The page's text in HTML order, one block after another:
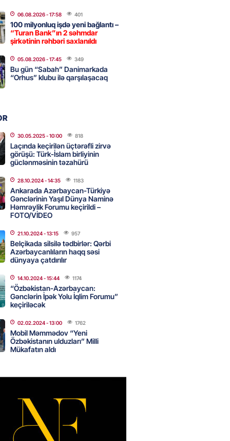
- 10:22 335
nişanında mediaya hücum
VİDEO
- 09:11 175
cərrahiyyə təhlükəsi:
Hospital”da sertifikatsız
tərəzi məntəqələrindən
ya yaşıl, vətəndaşa qırmızı
- 18:00 188
görə rüşvət alan vəzifəli
məhkəməsi BAŞLAYIR
şənliyində yaralanan rus
öldü – VİDEO
- 17:30
06.08.2026- 17:58 401
100 milyonluq işdə yeni bağlantı –
“Turan Bank”ın 2 səhmdar
şirkətinin rəhbəri saxlanıldı
05.08.2026- 17:45 349
Bu gün “Sabah” Danimarkada
“Orhus” klubu ilə qarşılaşacaq
30.05.2025- 10:00 818
Laçında keçirilən üçtərəfli zirvə
görüşü: Türk-İslam birliyinin
güclənməsinin təzahürü
28.10.2024- 14:35 1183
Ankarada Azərbaycan-Türkiyə
Gənclərinin Yaşıl Dünya Naminə
Həmrəylik Forumu keçirildi –
FOTO/VİDEO
21.10.2024- 13:15 957
Belçikada silsilə tədbirlər: Qərbi
Azərbaycanlıların haqq səsi
dünyaya çatdırılır
14.10.2024- 15:44 1174
“Özbəkistan-Azərbaycan:
Gənclərin İpək Yolu İqlim Forumu”
keçiriləcək
02.02.2024- 13:00 1762
Mobil Məmmədov “Yeni
Özbəkistanın ulduzları” Milli
Mükafatın aldı